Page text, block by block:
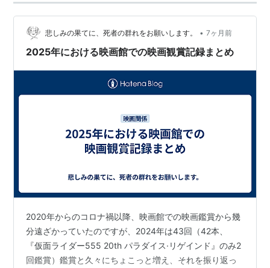
悲しみの果てに、死者の群れをお願いします。 • 7ヶ月前
2025年における映画館での映画観賞記録まとめ
2020年からのコロナ禍以降、映画館での映画鑑賞から幾
分遠ざかっていたのですが、2024年は43回（42本、
『仮面ライダー555 20th パラダイス·リゲインド』のみ2
回鑑賞）鑑賞と久々にちょこっと増え、それを振り返っ